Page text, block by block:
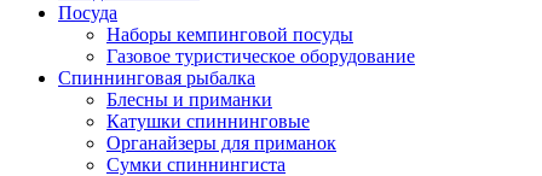
Посуда
Наборы кемпинговой посуды
Газовое туристическое оборудование
Спиннинговая рыбалка
Блесны и приманки
Катушки спиннинговые
Органайзеры для приманок
Сумки спиннингиста